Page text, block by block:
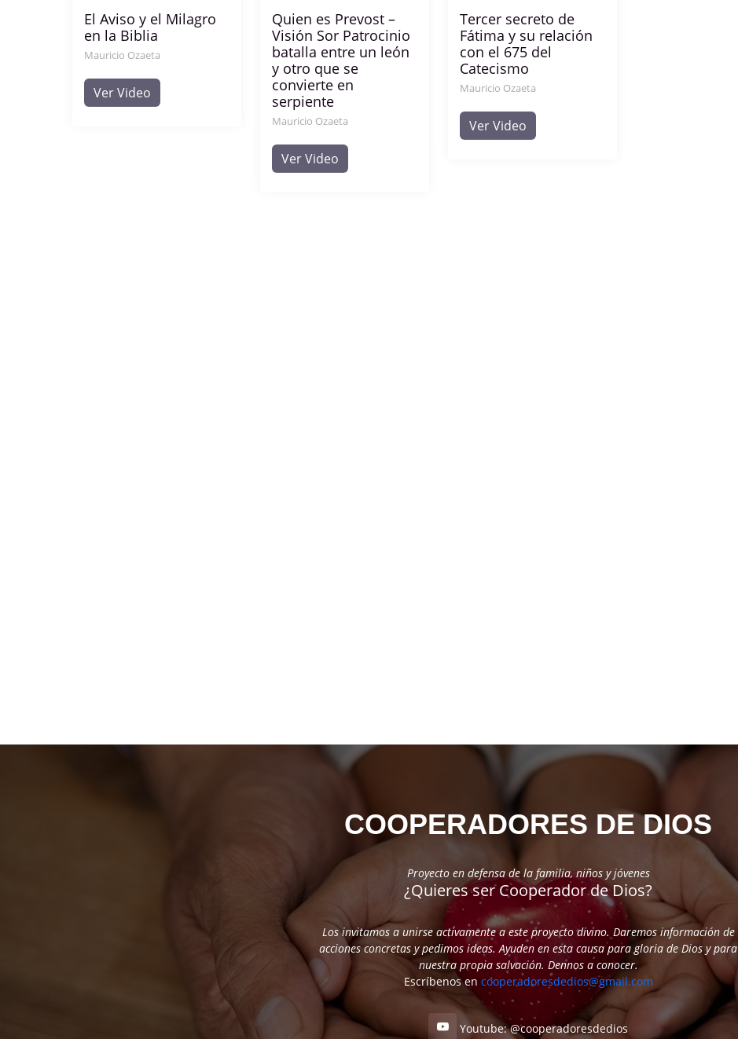
El Aviso y el Milagro
en la Biblia
Mauricio Ozaeta
Ver Video
Quien es Prevost –
Visión Sor Patrocinio
batalla entre un león
y otro que se
convierte en
serpiente
Mauricio Ozaeta
Ver Video
Tercer secreto de
Fátima y su relación
con el 675 del
Catecismo
Mauricio Ozaeta
Ver Video
COOPERADORES DE DIOS
Proyecto en defensa de la familia, niños y jóvenes
¿Quieres ser Cooperador de Dios?
Los invitamos a unirse activamente a este proyecto divino. Daremos información de
acciones concretas y pedimos ideas. Ayuden en esta causa para gloria de Dios y para
nuestra propia salvación. Dennos a conocer.
Escríbenos en cooperadoresdedios@gmail.com
Youtube: @cooperadoresdedios